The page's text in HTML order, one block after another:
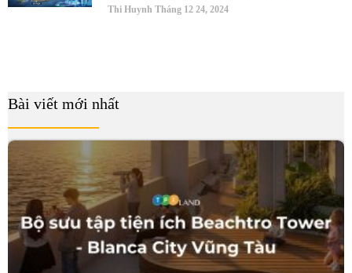
Thi Huynh Tháng 12 24, 2024
Bài viết mới nhất